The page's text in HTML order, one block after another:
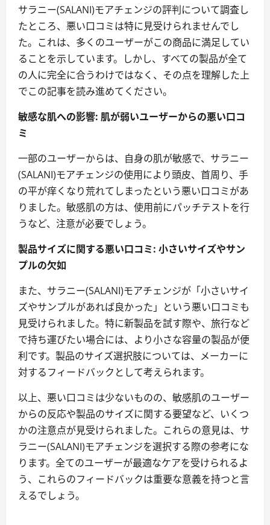
サラニー(SALANI)モアチェンジの評判について調査し
たところ、悪い口コミは特に見受けられませんでし
た。これは、多くのユーザーがこの商品に満足してい
ることを示しています。しかし、すべての製品が全て
の人に完全に合うわけではなく、その点を理解した上
でこの記事を読み進めてください。
敏感な肌への影響: 肌が弱いユーザーからの悪い口コ
ミ
一部のユーザーからは、自身の肌が敏感で、サラニー
(SALANI)モアチェンジの使用により頭皮、首周り、手
の平が痒くなり荒れてしまったという悪い口コミがあ
りました。敏感肌の方は、使用前にパッチテストを行
うなど、注意が必要でしょう。
製品サイズに関する悪い口コミ: 小さいサイズやサン
プルの欠如
また、サラニー(SALANI)モアチェンジが「小さいサイ
ズやサンプルがあれば良かった」という悪い口コミも
見受けられました。特に新製品を試す際や、旅行など
で持ち運びたい場合には、より小さな容量の製品が便
利です。製品のサイズ選択肢については、メーカーに
対するフィードバックとして考えられます。
以上、悪い口コミは少ないものの、敏感肌のユーザー
からの反応や製品のサイズに関する要望など、いくつ
かの注意点が見受けられました。これらの意見は、サ
ラニー(SALANI)モアチェンジを選択する際の参考にな
ります。全てのユーザーが最適なケアを受けられるよ
う、これらのフィードバックは重要な意義を持つと言
えるでしょう。